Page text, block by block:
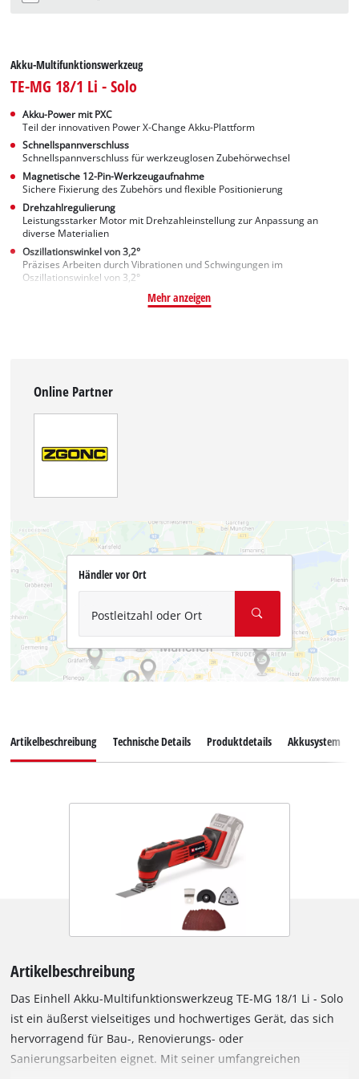
Akku-Multifunktionswerkzeug
TE-MG 18/1 Li - Solo
Akku-Power mit PXC
Teil der innovativen Power X-Change Akku-Plattform
Schnellspannverschluss
Schnellspannverschluss für werkzeuglosen Zubehörwechsel
Magnetische 12-Pin-Werkzeugaufnahme
Sichere Fixierung des Zubehörs und flexible Positionierung
Drehzahlregulierung
Leistungsstarker Motor mit Drehzahleinstellung zur Anpassung an
diverse Materialien
Oszillationswinkel von 3,2°
Präzises Arbeiten durch Vibrationen und Schwingungen im
Oszillationswinkel von 3,2°
Mehr anzeigen
Online Partner
Händler vor Ort
Postleitzahl oder Ort
Artikelbeschreibung Technische Details Produktdetails Akkusystem
Artikelbeschreibung
Das Einhell Akku-Multifunktionswerkzeug TE-MG 18/1 Li - Solo
ist ein äußerst vielseitiges und hochwertiges Gerät, das sich
hervorragend für Bau-, Renovierungs- oder
Sanierungsarbeiten eignet. Mit seiner umfangreichen